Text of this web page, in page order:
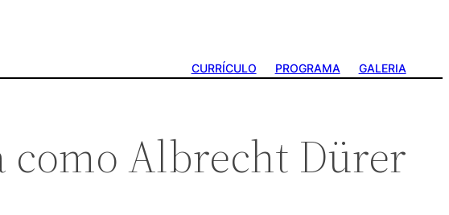
CURRÍCULO PROGRAMA GALERIA
como Albrecht Dürer